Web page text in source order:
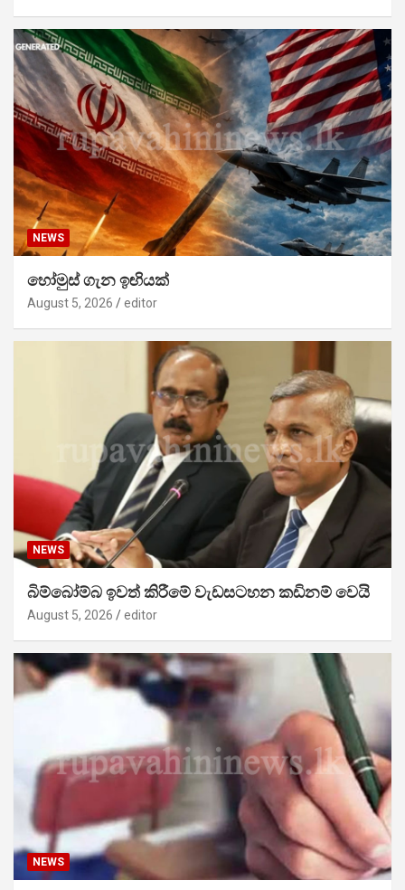
NEWS
හෝමුස් ගැන ඉඟියක්
August 5, 2026 editor
NEWS
බිම්බෝම්බ ඉවත් කිරීමේ වැඩසටහන කඩිනම් වෙයි
August 5, 2026 editor
NEWS